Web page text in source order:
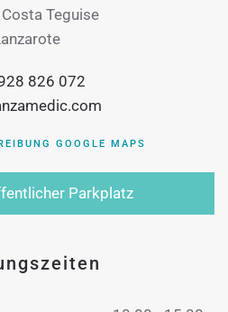
Teguise
826 072
GOOGLE MAPS
Parkplatz